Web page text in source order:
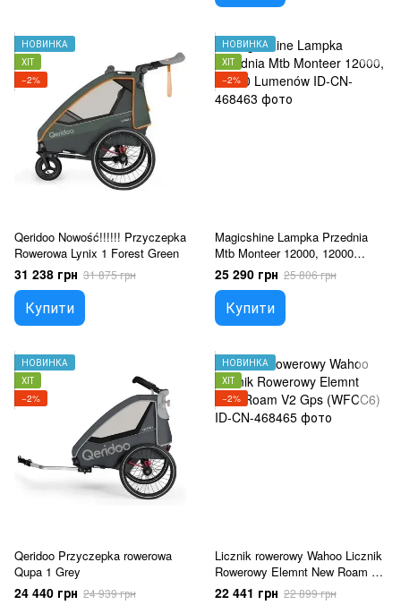
НОВИНКА
ХІТ
−2%
Qeridoo Nowość!!!!!! Przyczepka
Rowerowa Lynix 1 Forest Green
31 238 грн 31 875 грн
Купити
НОВИНКА
ХІТ
−2%
Magicshine Lampka Przednia
Mtb Monteer 12000, 12000
Lumenów
25 290 грн 25 806 грн
Купити
НОВИНКА
ХІТ
−2%
Qeridoo Przyczepka rowerowa
Qupa 1 Grey
24 440 грн 24 939 грн
НОВИНКА
ХІТ
−2%
Licznik rowerowy Wahoo Licznik
Rowerowy Elemnt New Roam V2
Gps (WFCC6)
22 441 грн 22 899 грн